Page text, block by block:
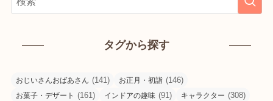
タグから探す
おじいさんおばあさん (141) お正月・初詣 (146)
お菓子・デザート (161) インドアの趣味 (91) キャラクター (308)